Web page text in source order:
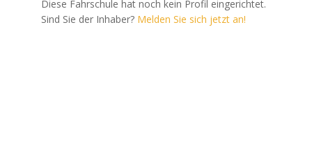
Diese Fahrschule hat noch kein Profil eingerichtet.
Sind Sie der Inhaber? Melden Sie sich jetzt an!